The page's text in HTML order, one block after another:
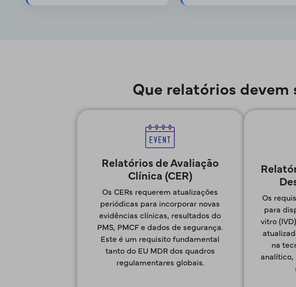
Que relatórios
Relatórios de Avaliação
Clínica (CER)
Os CERs requerem atualizações
periódicas para incorporar novas
evidências clínicas, resultados do
PMS, PMCF e dados de segurança.
Este é um requisito fundamental
tanto do EU MDR dos quadros
regulamentares globais.
Os
para
vitro
na
analítico,